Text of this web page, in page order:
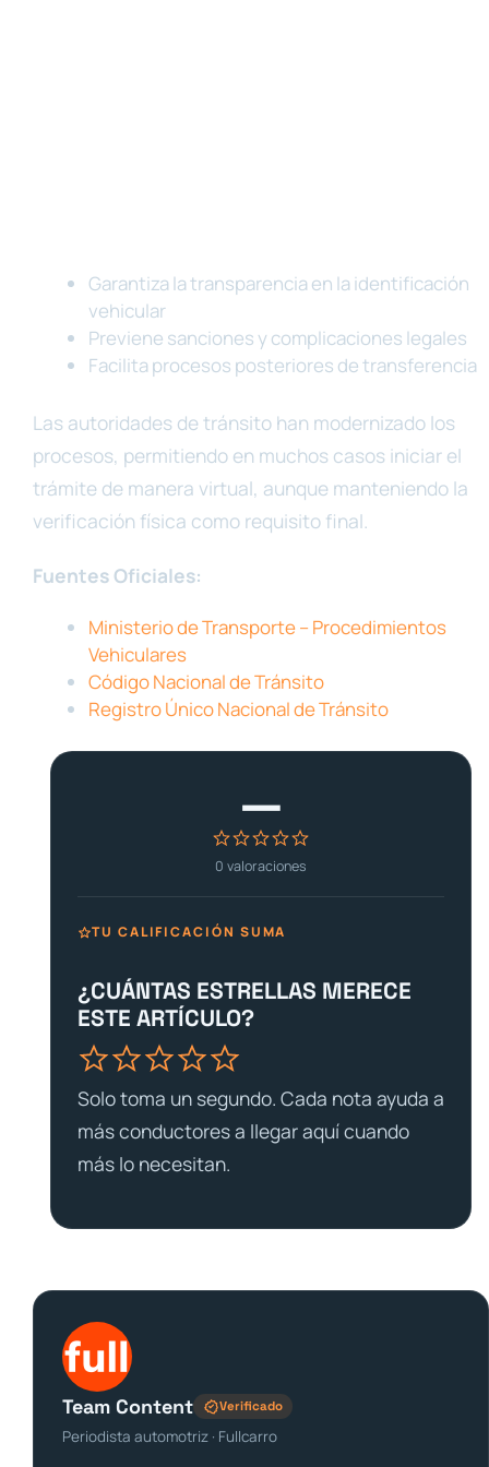
Garantiza la transparencia en la identificación
vehicular
Previene sanciones y complicaciones legales
Facilita procesos posteriores de transferencia
Las autoridades de tránsito han modernizado los
procesos, permitiendo en muchos casos iniciar el
trámite de manera virtual, aunque manteniendo la
verificación física como requisito final.
Fuentes Oficiales:
Ministerio de Transporte – Procedimientos
Vehiculares
Código Nacional de Tránsito
Registro Único Nacional de Tránsito
—
0 valoraciones
TU CALIFICACIÓN SUMA
¿CUÁNTAS ESTRELLAS MERECE
ESTE ARTÍCULO?
Solo toma un segundo. Cada nota ayuda a
más conductores a llegar aquí cuando
más lo necesitan.
Team Content Verificado
Periodista automotriz · Fullcarro